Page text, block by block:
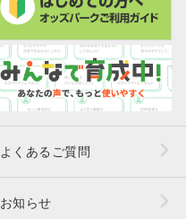
よくあるご質問
お知らせ